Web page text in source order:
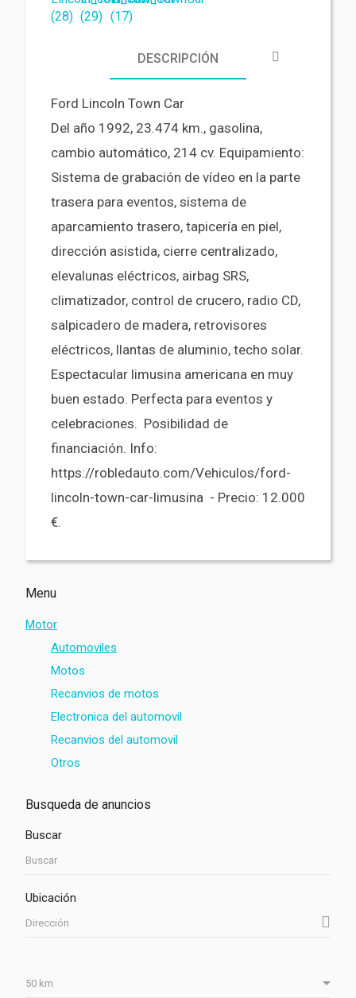
DESCRIPCIÓN
Ford Lincoln Town Car
Del año 1992, 23.474 km., gasolina,
cambio automático, 214 cv. Equipamiento:
Sistema de grabación de vídeo en la parte
trasera para eventos, sistema de
aparcamiento trasero, tapicería en piel,
dirección asistida, cierre centralizado,
elevalunas eléctricos, airbag SRS,
climatizador, control de crucero, radio CD,
salpicadero de madera, retrovisores
eléctricos, llantas de aluminio, techo solar.
Espectacular limusina americana en muy
buen estado. Perfecta para eventos y
celebraciones. Posibilidad de
financiación. Info:
https://robledauto.com/Vehiculos/ford-
lincoln-town-car-limusina - Precio: 12.000
€.
Menu
Motor
Automoviles
Motos
Recanvios de motos
Electronica del automovil
Recanvios del automovil
Otros
Busqueda de anuncios
Buscar
Ubicación